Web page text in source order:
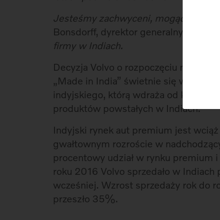
Jesteśmy zachwyceni, mogąc
Bonsdorff, dyrektor generalny Volvo
firmy w Indiach.
Decyzja Volvo o rozpoczęciu
„Made in India” świetnie się wpisuje
indyjskiego, którą wdraża od kilku lat,
produktów powstałych w Indiach.
Indyjski rynek aut premium jest
gwałtownym rozroście w
procentowy udział w rynku
roku 2016 Volvo sprzedało w
wcześniej. Wzrost sprzedaży rok do
przeszło 35%.